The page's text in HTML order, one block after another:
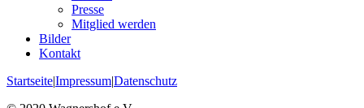
Presse
Mitglied werden
Bilder
Kontakt
Startseite|Impressum|Datenschutz